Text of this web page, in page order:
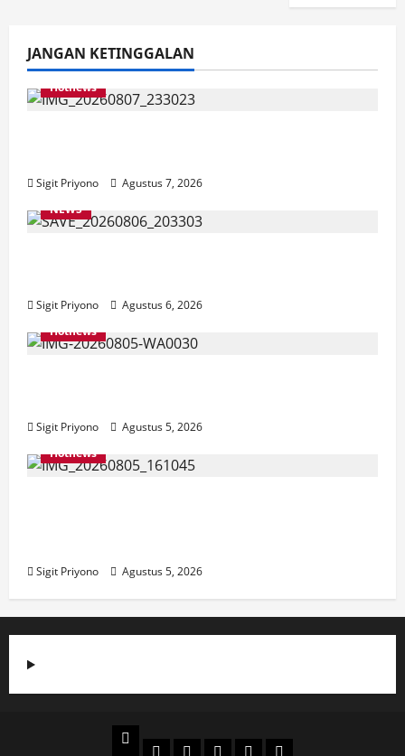
JANGAN KETINGGALAN
Hotnews
Sigit Priyono
Agustus 7, 2026
NEWS
Sigit Priyono
Agustus 6, 2026
Hotnews
Sigit Priyono
Agustus 5, 2026
Hotnews
Sigit Priyono Agustus 5, 2026
Beranda
PolitikOtomotifEkonomiSosialtentang